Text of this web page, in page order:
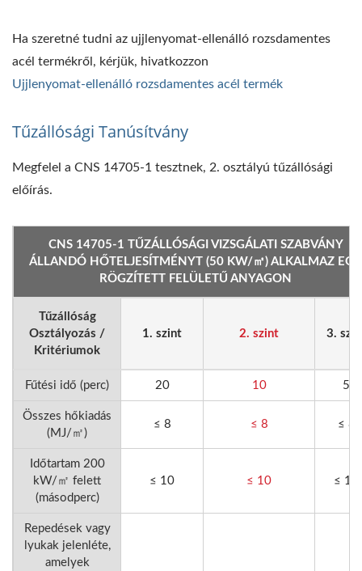
Ha szeretné tudni az ujjlenyomat-ellenálló rozsdamentes
acél termékről, kérjük, hivatkozzon
Ujjlenyomat-ellenálló rozsdamentes acél termék
Tűzállósági Tanúsítvány
Megfelel a CNS 14705-1 tesztnek, 2. osztályú tűzállósági
előírás.
CNS 14705-1 TŰZÁLLÓSÁGI VIZSGÁLATI SZABVÁNY
ÁLLANDÓ HŐTELJESÍTMÉNYT (50 KW/㎡) ALKALMAZ EGY
RÖGZÍTETT FELÜLETŰ ANYAGON
Tűzállóság
Osztályozás /
Kritériumok
1. szint 2. szint 3.
Fűtési idő (perc) 20 10 5
Összes hőkiadás
(MJ/㎡)
≤ 8 ≤ 8 ≤ 8
Időtartam 200
kW/㎡ felett
(másodperc)
≤ 10 ≤ 10 ≤ 10
Repedések vagy
lyukak jelenléte,
amelyek